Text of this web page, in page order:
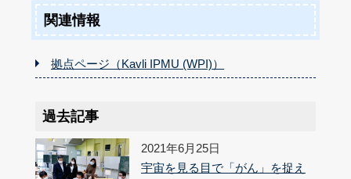
関連情報
拠点ページ（Kavli IPMU (WPI)）
過去記事
2021年6月25日
宇宙を見る目で「がん」を捉え